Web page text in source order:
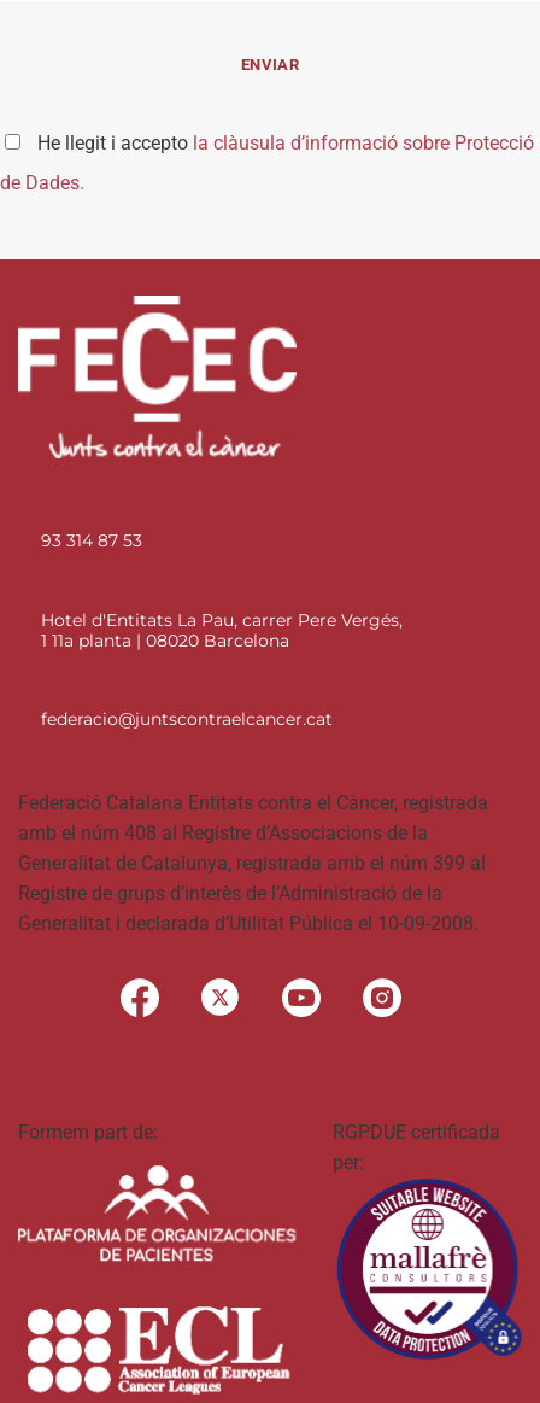
He llegit i accepto la clàusula d’informació sobre Protecció
de Dades.
93 314 87 53
Hotel d'Entitats La Pau, carrer Pere Vergés,
1 11a planta | 08020 Barcelona
federacio@juntscontraelcancer.cat
Federació Catalana Entitats contra el Càncer, registrada
amb el núm 408 al Registre d’Associacions de la
Generalitat de Catalunya, registrada amb el núm 399 al
Registre de grups d’interès de l’Administració de la
Generalitat i declarada d’Utilitat Pública el 10-09-2008.
Formem part de:
RGPDUE certificada
per: